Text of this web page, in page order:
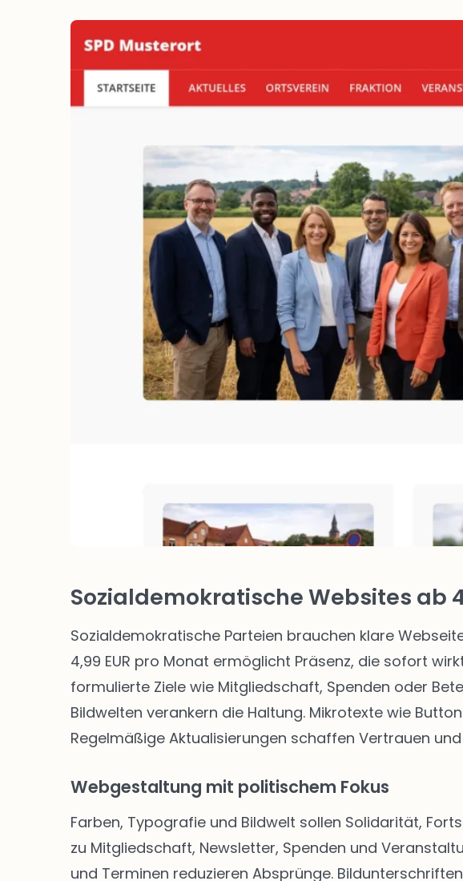
Wahlkampf auf Facebook
alle Altersgruppen
Sozialdemokratische Websites ab
Sozialdemokratische Parteien brauchen klare
4,99 EUR pro Monat ermöglicht Präsenz, die sofort
formulierte Ziele wie Mitgliedschaft, Spenden oder
Bildwelten verankern die Haltung. Mikrotexte wie
Regelmäßige Aktualisierungen schaffen Vertrauen
Webgestaltung mit politischem Fokus
Farben, Typografie und Bildwelt sollen Solidarität,
zu Mitgliedschaft, Newsletter, Spenden und
und Terminen reduzieren Absprünge.